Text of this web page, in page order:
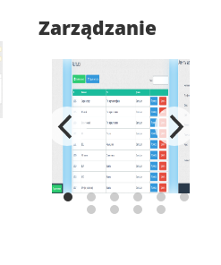
Zarządzanie